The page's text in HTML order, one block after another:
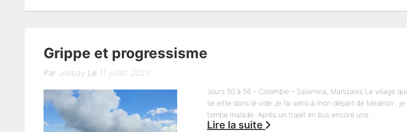
Grippe et progressisme
Par JeebayLe 11 juillet 2022
Jours 50 à 56 – Colombie – Salamina, Manizales Le village qui
se jette dans le vide Je l’ai senti à mon départ de Medellin : je
tombe malade. Après un trajet en bus encore une …
Lire la suite